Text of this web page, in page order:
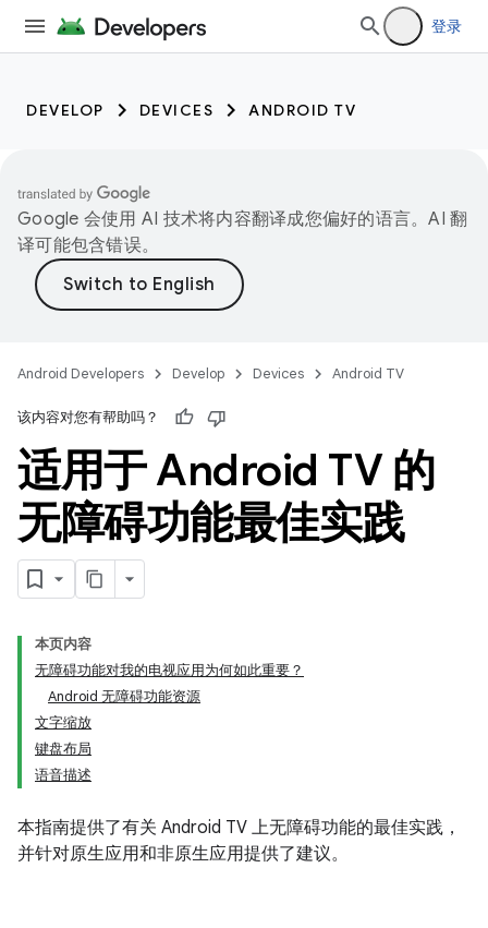
登录
DEVELOP DEVICES ANDROID TV
Google 会使用 AI 技术将内容翻译成您偏好的语言。AI 翻
译可能包含错误。
Android Developers Develop Devices Android TV
该内容对您有帮助吗？
适用于 Android TV 的
无障碍功能最佳实践
本页内容
无障碍功能对我的电视应用为何如此重要？
Android 无障碍功能资源
文字缩放
键盘布局
语音描述
本指南提供了有关 Android TV 上无障碍功能的最佳实践，
并针对原生应用和非原生应用提供了建议。